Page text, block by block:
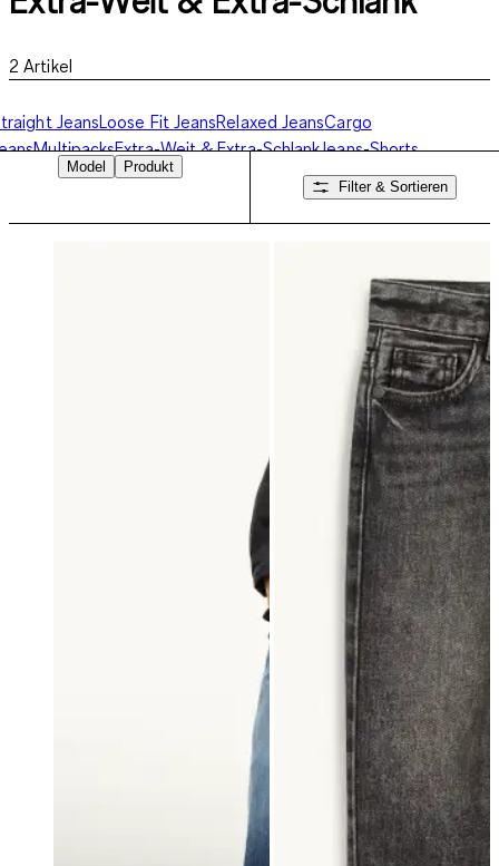
2 Artikel
JeansLoose Fit JeansRelaxed JeansCargo
MultipacksExtra-Weit & Extra-SchlankJeans-Shorts
Model
Produkt
Filter & Sortieren